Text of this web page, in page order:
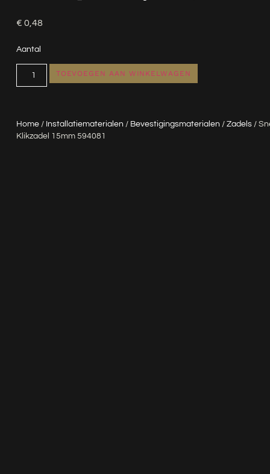
Home/ Installatiematerialen / Bevestigingsmaterialen / Zadels/
Klikzadel 15mm 594081
€ 0,48
Aantal
TOEVOEGEN AAN WINKELWAGEN